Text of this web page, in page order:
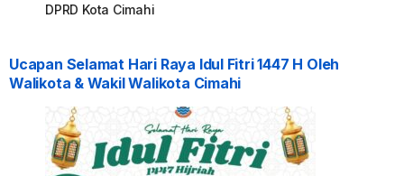
DPRD Kota Cimahi
Ucapan Selamat Hari Raya Idul Fitri 1447 H Oleh
Walikota & Wakil Walikota Cimahi